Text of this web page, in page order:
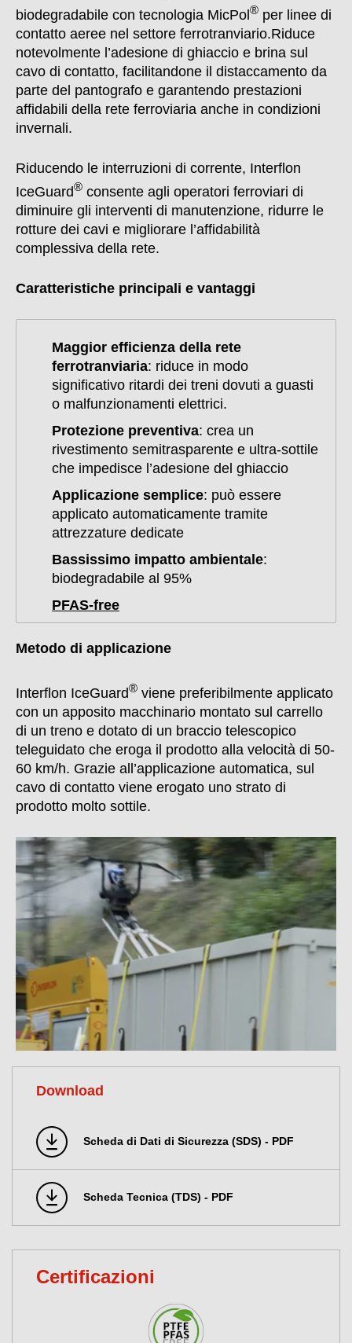
biodegradabile con tecnologia MicPol ® per linee di
contatto aeree nel settore ferrotranviario.Riduce
notevolmente l’adesione di ghiaccio e brina sul
cavo di contatto, facilitandone il distaccamento da
parte del pantografo e garantendo prestazioni
affidabili della rete ferroviaria anche in condizioni
invernali.
Riducendo le interruzioni di corrente, Interflon
IceGuard® consente agli operatori ferroviari di
diminuire gli interventi di manutenzione, ridurre le
rotture dei cavi e migliorare l’affidabilità
complessiva della rete.
Caratteristiche principali e vantaggi
Maggior efficienza della rete
ferrotranviaria: riduce in modo
significativo ritardi dei treni dovuti a guasti
o malfunzionamenti elettrici.
Protezione preventiva: crea un
rivestimento semitrasparente e ultra-sottile
che impedisce l’adesione del ghiaccio
Applicazione semplice: può essere
applicato automaticamente tramite
attrezzature dedicate
Bassissimo impatto ambientale:
biodegradabile al 95%
PFAS-free
Metodo di applicazione
Interflon IceGuard® viene preferibilmente applicato
con un apposito macchinario montato sul carrello
di un treno e dotato di un braccio telescopico
teleguidato che eroga il prodotto alla velocità di 50-
60 km/h. Grazie all’applicazione automatica, sul
cavo di contatto viene erogato uno strato di
prodotto molto sottile.
Download
Scheda di Dati di Sicurezza (SDS) - PDF
Scheda Tecnica (TDS) - PDF
Certificazioni